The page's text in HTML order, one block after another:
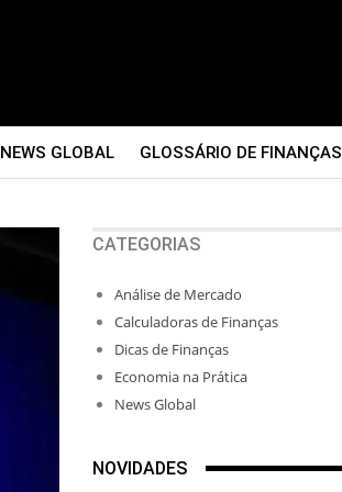
NEWS GLOBAL GLOSSÁRIO DE FINANÇAS
CATEGORIAS
Análise de Mercado
Calculadoras de Finanças
Dicas de Finanças
Economia na Prática
News Global
NOVIDADES